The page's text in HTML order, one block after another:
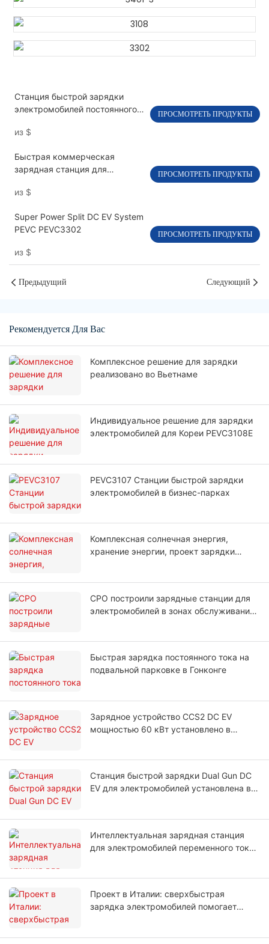
Станция быстрой зарядки
электромобилей постоянного
двумя пистолетами PEVC3108
из $
ПРОСМОТРЕТЬ ПРОДУКТЫ
Быстрая коммерческая
зарядная станция для
тока мощностью 30 кВт, с
из $
ПРОСМОТРЕТЬ ПРОДУКТЫ
Super Power Split DC EV System
PEVC PEVC3302
из $
ПРОСМОТРЕТЬ ПРОДУКТЫ
Предыдущий Следующий
Рекомендуется Для Вас
Комплексное решение для зарядки
реализовано во Вьетнаме
Индивидуальное решение для зарядки
электромобилей для Кореи PEVC3108E
PEVC3107 Станции быстрой зарядки
электромобилей в бизнес-парках
Комплексная солнечная энергия,
хранение энергии, проект зарядки
CPO построили зарядные станции для
электромобилей в зонах обслуживания
Быстрая зарядка постоянного тока на
подвальной парковке в Гонконге
Зарядное устройство CCS2 DC EV
мощностью 60 кВт установлено в
Станция быстрой зарядки Dual Gun DC
EV для электромобилей установлена ​​в
Интеллектуальная зарядная станция
для электромобилей переменного тока
Проект в Италии: сверхбыстрая
зарядка электромобилей помогает